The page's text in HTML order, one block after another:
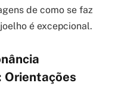
de como se faz
é excepcional.
Orientações